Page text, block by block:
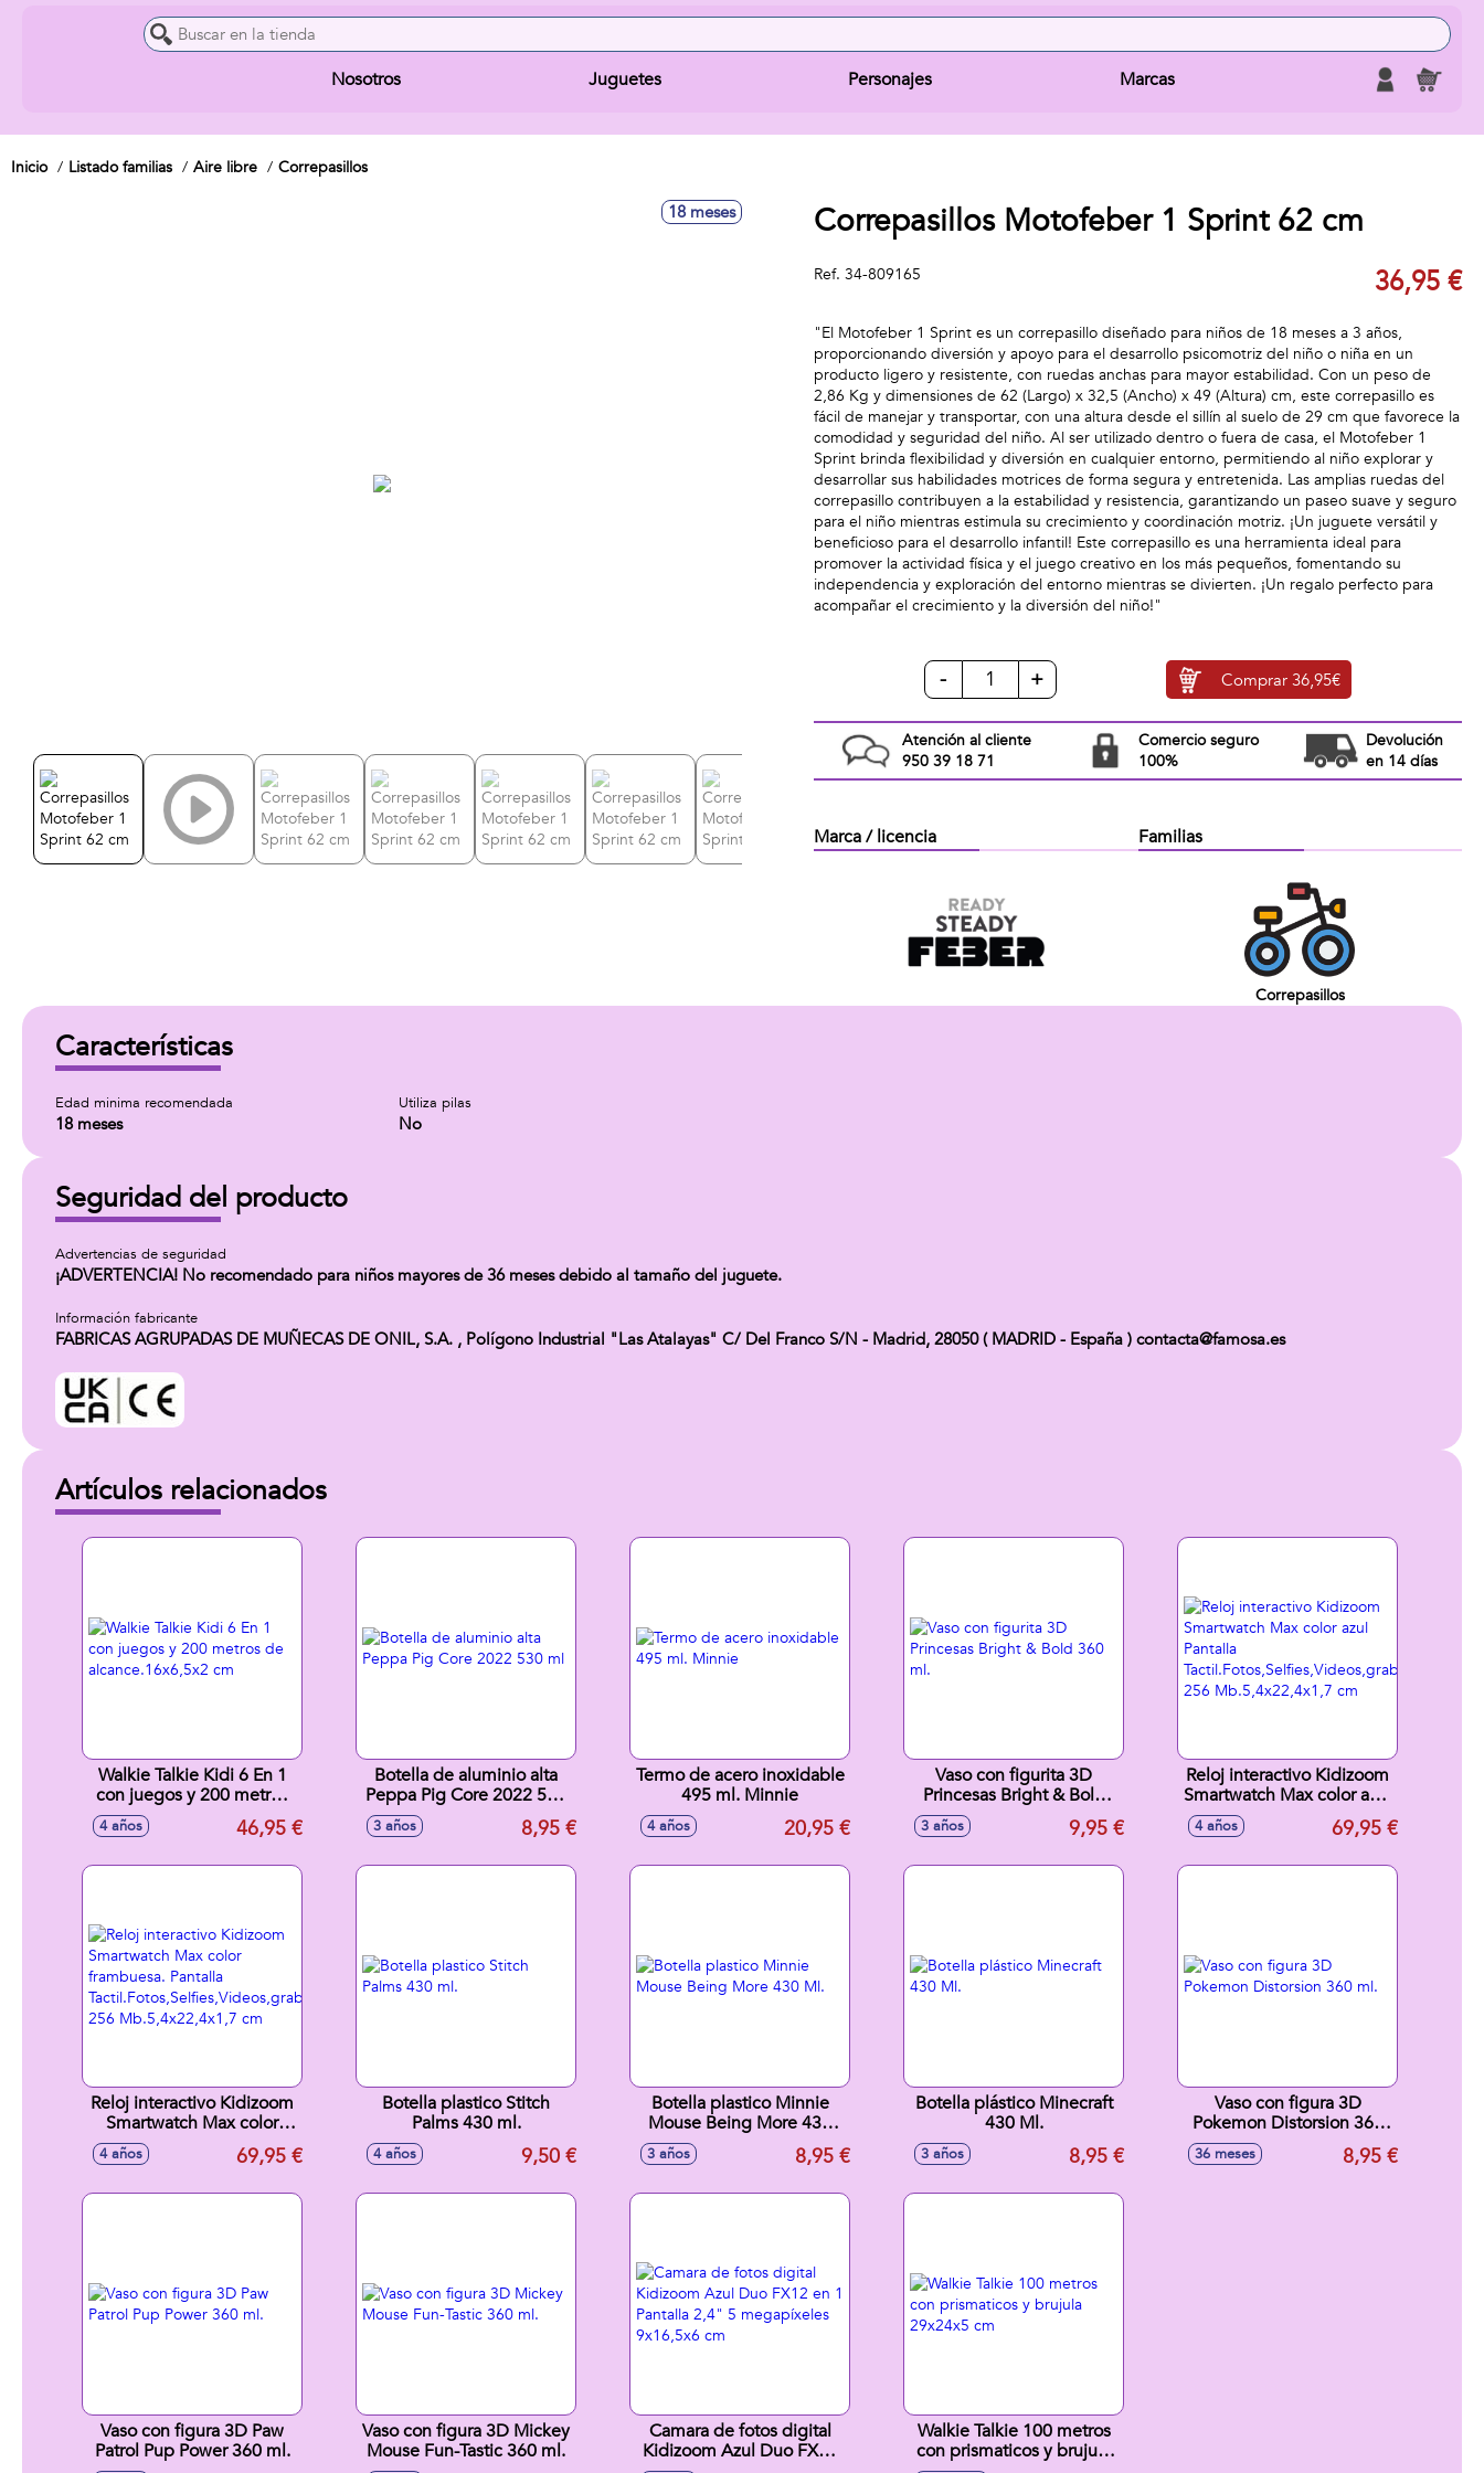
Nosotros Juguetes Personajes Marcas
Inicio Listado familias Aire libre Correpasillos
18 meses Correpasillos Motofeber 1 Sprint 62 cm
Ref. 34-809165 36,95 €
"El Motofeber 1 Sprint es un correpasillo diseñado para niños de 18 meses a 3 años,
proporcionando diversión y apoyo para el desarrollo psicomotriz del niño o niña en un
producto ligero y resistente, con ruedas anchas para mayor estabilidad. Con un peso de
2,86 Kg y dimensiones de 62 (Largo) x 32,5 (Ancho) x 49 (Altura) cm, este correpasillo es
fácil de manejar y transportar, con una altura desde el sillín al suelo de 29 cm que favorece la
comodidad y seguridad del niño. Al ser utilizado dentro o fuera de casa, el Motofeber 1
Sprint brinda flexibilidad y diversión en cualquier entorno, permitiendo al niño explorar y
desarrollar sus habilidades motrices de forma segura y entretenida. Las amplias ruedas del
correpasillo contribuyen a la estabilidad y resistencia, garantizando un paseo suave y seguro
para el niño mientras estimula su crecimiento y coordinación motriz. ¡Un juguete versátil y
beneficioso para el desarrollo infantil! Este correpasillo es una herramienta ideal para
promover la actividad física y el juego creativo en los más pequeños, fomentando su
independencia y exploración del entorno mientras se divierten. ¡Un regalo perfecto para
acompañar el crecimiento y la diversión del niño!"
- + Comprar36,95€
Atención al cliente
950 39 18 71
Comercio seguro
100%
Devolución
en 14 días
Marca / licencia Familias
Correpasillos
Características
Edad minima recomendada
18 meses
Utiliza pilas
No
Seguridad del producto
Advertencias de seguridad
¡ADVERTENCIA! No recomendado para niños mayores de 36 meses debido al tamaño del juguete.
Información fabricante
FABRICAS AGRUPADAS DE MUÑECAS DE ONIL, S.A. , Polígono Industrial "Las Atalayas" C/ Del Franco S/N - Madrid, 28050 ( MADRID - España ) contacta@famosa.es
Artículos relacionados
Walkie Talkie Kidi 6 En 1
con juegos y 200 metros
de alcance.16x6,5x2 cm
4 años 46,95 €
Botella de aluminio alta
Peppa Pig Core 2022 530
3 años 8,95 €
Termo de acero inoxidable
495 ml. Minnie
4 años 20,95 €
Vaso con figurita 3D
Princesas Bright & Bold
3 años 9,95 €
Reloj interactivo Kidizoom
Smartwatch Max color azul
4 años 69,95 €
Reloj interactivo Kidizoom
Smartwatch Max color
frambuesa. Pantalla
Tactil.Fotos,Selfies,Videos,grabadora,juegos..
4 años 69,95 €
Botella plastico Stitch
Palms 430 ml.
4 años 9,50 €
Botella plastico Minnie
Mouse Being More 430
3 años 8,95 €
Botella plástico Minecraft
430 Ml.
3 años 8,95 €
Vaso con figura 3D
Pokemon Distorsion 360
36 meses 8,95 €
Vaso con figura 3D Paw
Patrol Pup Power 360 ml.
Vaso con figura 3D Mickey
Mouse Fun-Tastic 360 ml.
Camara de fotos digital
Kidizoom Azul Duo FX12
Walkie Talkie 100 metros
con prismaticos y brujula